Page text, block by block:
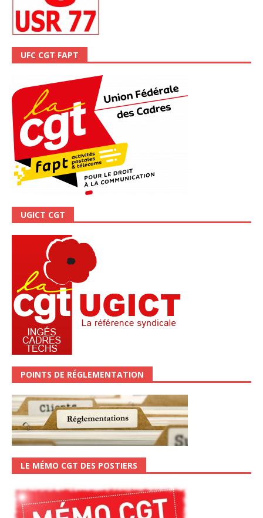
UFC CGT FAPT
UGICT CGT
POINTS DE RÉGLEMENTATION
LE MÉMO CGT DES POSTIERS